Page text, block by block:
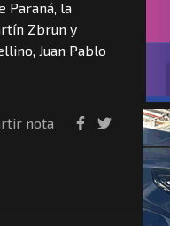
Paraná, la
Zbrun y
Juan Pablo
nota